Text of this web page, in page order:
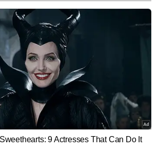
AUTHOR
टाइम्स नाउ हिंदी डिजिटल के फीचर डेस्क में कार्यरत ट्रैवल और
राइटर हैं। यात्राओं के प्रति उनका गहरा जुनून और नई जगहों को
की क्षमता उनकी लेखन शैली को बेहद जीवंत और पाठकों से जोड़ने
है। वे ऑफबीट डेस्टिनेशन, लोकल कल्चर, हेरिटेज साइट्स, रोड
जर्नी और बजट ट्रैवल जैसे विषयों पर मजबूत पकड़ रखते हैं। प्रभात
सिर्फ जानकारी नहीं देतीं, बल्कि यात्रा के माहौल, भाव और अनुभव को
कराती हैं। अब तक 7,000 से अधिक कंटेंट लिख चुके प्रभात अपनी
प्रामाणिक जानकारी और अनुभव-आधारित दृष्टिकोण के लिए जाने जाते
to our daily Newsletter!
SUBMIT